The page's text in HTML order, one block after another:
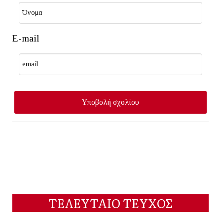
E-mail
ΤΕΛΕΥΤΑΙΟ ΤΕΥΧΟΣ